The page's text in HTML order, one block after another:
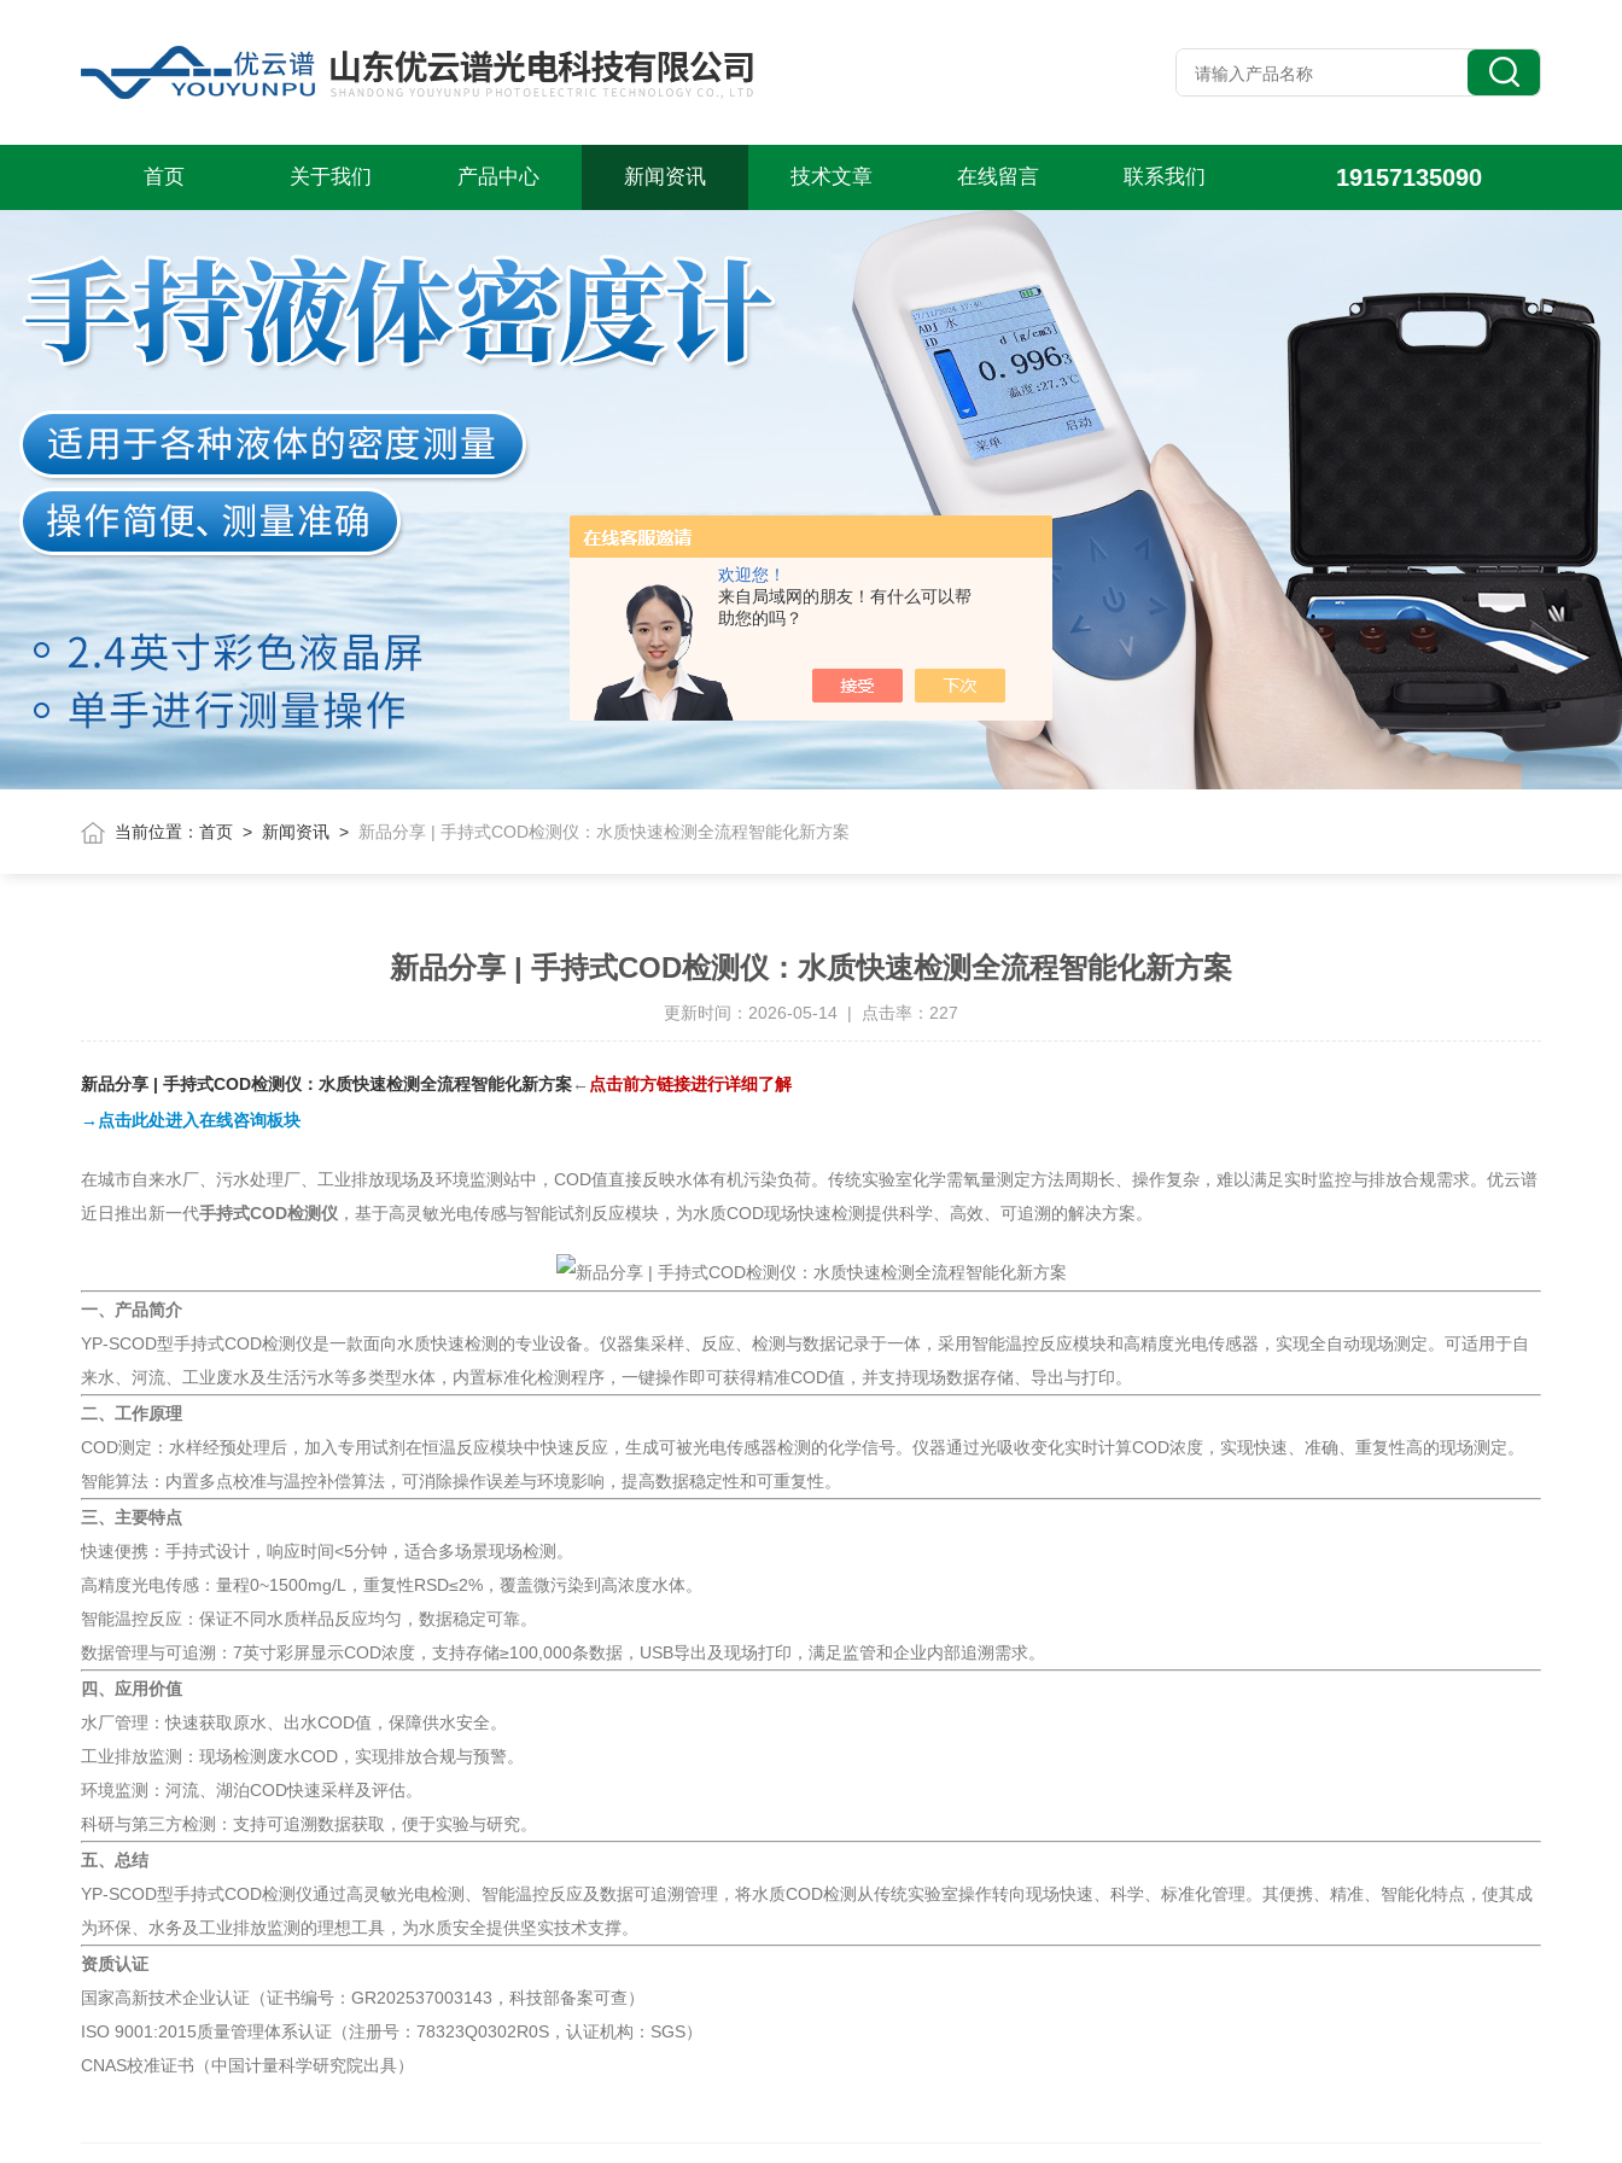
欢迎您！
来自局域网的朋友！有什么可以帮
助您的吗？
首页 关于我们 产品中心 新闻资讯 技术文章 在线留言 联系我们 19157135090
当前位置：首页 > 新闻资讯 > 新品分享 | 手持式COD检测仪：水质快速检测全流程智能化新方案
新品分享 | 手持式COD检测仪：水质快速检测全流程智能化新方案
更新时间：2026-05-14 | 点击率：227
新品分享 | 手持式COD检测仪：水质快速检测全流程智能化新方案← 点击前方链接进行详细了解
→点击此处进入在线咨询板块
在城市自来水厂、污水处理厂、工业排放现场及环境监测站中，COD值直接反映水体有机污染负荷。传统实验室化学需氧量测定方法周期长、操作复杂，难以满足实时监控与排放合规需求。优云谱
近日推出新一代手持式COD检测仪 ，基于高灵敏光电传感与智能试剂反应模块，为水质COD现场快速检测提供科学、高效、可追溯的解决方案。
一、产品简介
YP-SCOD型手持式COD检测仪是一款面向水质快速检测的专业设备。仪器集采样、反应、检测与数据记录于一体，采用智能温控反应模块和高精度光电传感器，实现全自动现场测定。可适用于自
来水、河流、工业废水及生活污水等多类型水体，内置标准化检测程序，一键操作即可获得精准COD值，并支持现场数据存储、导出与打印。
二、工作原理
COD测定：水样经预处理后，加入专用试剂在恒温反应模块中快速反应，生成可被光电传感器检测的化学信号。仪器通过光吸收变化实时计算COD浓度，实现快速、准确、重复性高的现场测定。
智能算法：内置多点校准与温控补偿算法，可消除操作误差与环境影响，提高数据稳定性和可重复性。
三、主要特点
快速便携：手持式设计，响应时间<5分钟，适合多场景现场检测。
高精度光电传感：量程0~1500mg/L，重复性RSD≤2%，覆盖微污染到高浓度水体。
智能温控反应：保证不同水质样品反应均匀，数据稳定可靠。
数据管理与可追溯：7英寸彩屏显示COD浓度，支持存储≥100,000条数据，USB导出及现场打印，满足监管和企业内部追溯需求。
四、应用价值
水厂管理：快速获取原水、出水COD值，保障供水安全。
工业排放监测：现场检测废水COD，实现排放合规与预警。
环境监测：河流、湖泊COD快速采样及评估。
科研与第三方检测：支持可追溯数据获取，便于实验与研究。
五、总结
YP-SCOD型手持式COD检测仪通过高灵敏光电检测、智能温控反应及数据可追溯管理，将水质COD检测从传统实验室操作转向现场快速、科学、标准化管理。其便携、精准、智能化特点，使其成
为环保、水务及工业排放监测的理想工具，为水质安全提供坚实技术支撑。
资质认证
国家高新技术企业认证（证书编号：GR202537003143，科技部备案可查）
ISO 9001:2015质量管理体系认证（注册号：78323Q0302R0S，认证机构：SGS）
CNAS校准证书（中国计量科学研究院出具）